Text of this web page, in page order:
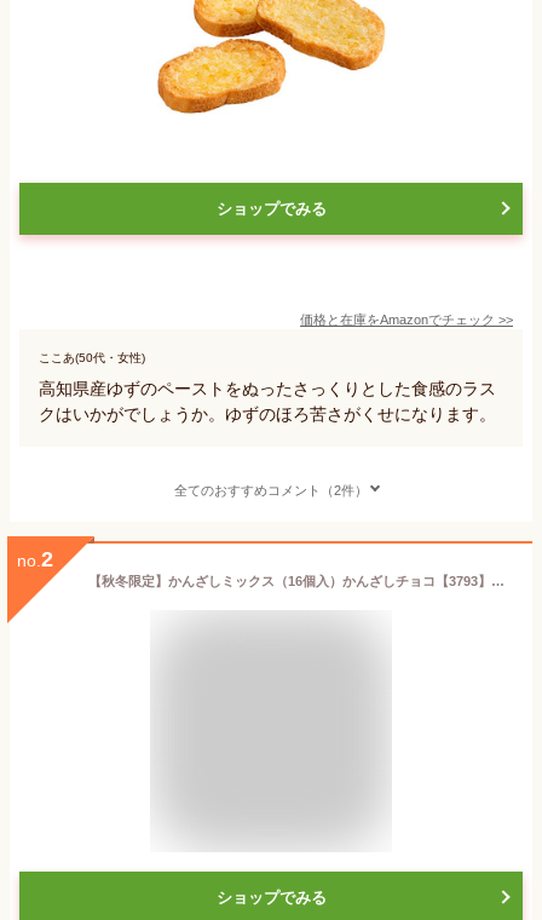
ショップでみる
価格と在庫をAmazonでチェック >>
ここあ(50代・女性)
高知県産ゆずのペーストをぬったさっくりとした食感のラス
クはいかがでしょうか。ゆずのほろ苦さがくせになります。
全てのおすすめコメント（2件）
no. 2
【秋冬限定】かんざしミックス（16個入）かんざしチョコ【3793】【 詰め合わせ 高知 ギフト お取り寄せ お土産 お菓子 スイーツ 土佐 お歳暮 冬 秋】
ショップでみる